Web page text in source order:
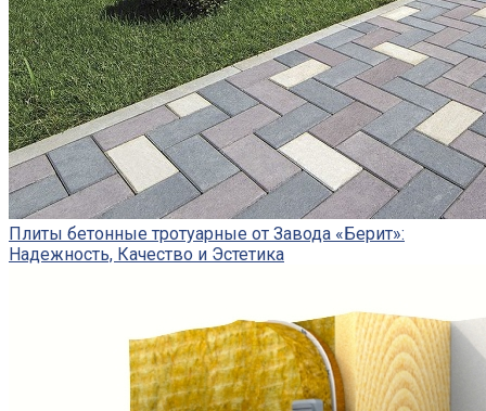
Плиты бетонные тротуарные от Завода «Берит»:
Надежность, Качество и Эстетика